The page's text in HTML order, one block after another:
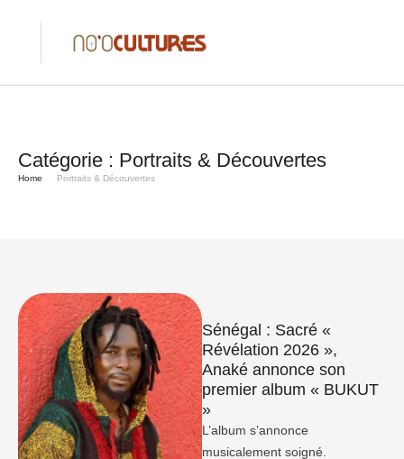
Catégorie : Portraits & Découvertes
Home Portraits & Découvertes
Sénégal : Sacré «
Révélation 2026 »,
Anaké annonce son
premier album « BUKUT
»
​L’album s’annonce
musicalement soigné.